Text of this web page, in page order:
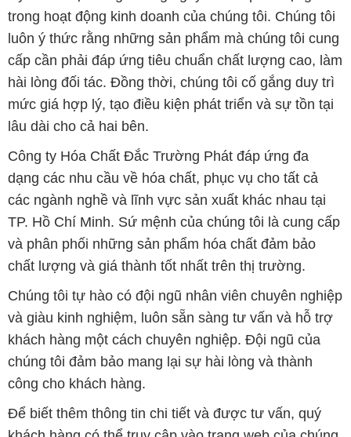
trong hoạt động kinh doanh của chúng tôi. Chúng tôi
luôn ý thức rằng những sản phẩm mà chúng tôi cung
cấp cần phải đáp ứng tiêu chuẩn chất lượng cao, làm
hài lòng đối tác. Đồng thời, chúng tôi cố gắng duy trì
mức giá hợp lý, tạo điều kiện phát triển và sự tồn tại
lâu dài cho cả hai bên.
Công ty Hóa Chất Đắc Trường Phát đáp ứng đa
dạng các nhu cầu về hóa chất, phục vụ cho tất cả
các ngành nghề và lĩnh vực sản xuất khác nhau tại
TP. Hồ Chí Minh. Sứ mệnh của chúng tôi là cung cấp
và phân phối những sản phẩm hóa chất đảm bảo
chất lượng và giá thành tốt nhất trên thị trường.
Chúng tôi tự hào có đội ngũ nhân viên chuyên nghiệp
và giàu kinh nghiệm, luôn sẵn sàng tư vấn và hỗ trợ
khách hàng một cách chuyên nghiệp. Đội ngũ của
chúng tôi đảm bảo mang lại sự hài lòng và thành
công cho khách hàng.
Để biết thêm thông tin chi tiết và được tư vấn, quý